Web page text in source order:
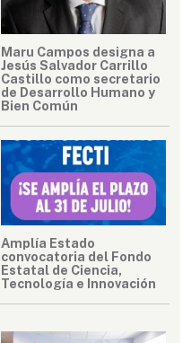
Maru Campos designa a
Jesús Salvador Carrillo
Castillo como secretario
de Desarrollo Humano y
Bien Común
Amplía Estado
convocatoria del Fondo
Estatal de Ciencia,
Tecnología e Innovación